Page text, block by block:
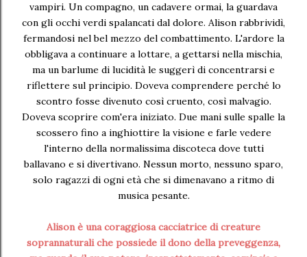
vampiri. Un compagno, un cadavere ormai, la guardava
con gli occhi verdi spalancati dal dolore. Alison rabbrividì,
fermandosi nel bel mezzo del combattimento. L'ardore la
obbligava a continuare a lottare, a gettarsi nella mischia,
ma un barlume di lucidità le suggerì di concentrarsi e
riflettere sul principio. Doveva comprendere perché lo
scontro fosse divenuto così cruento, così malvagio.
Doveva scoprire com'era iniziato. Due mani sulle spalle la
scossero fino a inghiottire la visione e farle vedere
l'interno della normalissima discoteca dove tutti
ballavano e si divertivano. Nessun morto, nessuno sparo,
solo ragazzi di ogni età che si dimenavano a ritmo di
musica pesante.
Alison è una coraggiosa cacciatrice di creature
soprannaturali che possiede il dono della preveggenza,